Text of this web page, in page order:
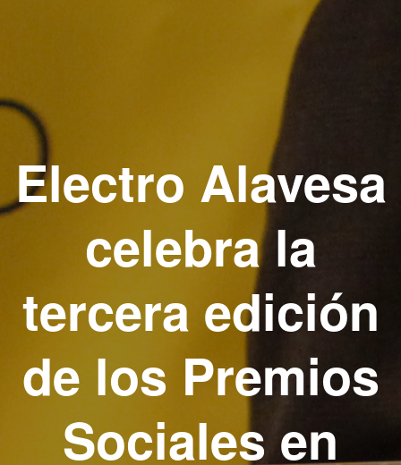
Electro Alavesa
celebra la
tercera edición
de los Premios
Sociales en